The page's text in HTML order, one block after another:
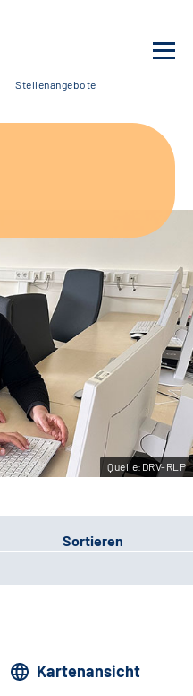
Stellenangebote
Quelle:DRV-RLP
Sortieren
Kartenansicht